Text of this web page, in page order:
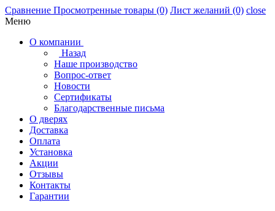
Сравнение Просмотренные товары (0) Лист желаний (0) close
Меню
О компании
Назад
Наше производство
Вопрос-ответ
Новости
Сертификаты
Благодарственные письма
О дверях
Доставка
Оплата
Установка
Акции
Отзывы
Контакты
Гарантии